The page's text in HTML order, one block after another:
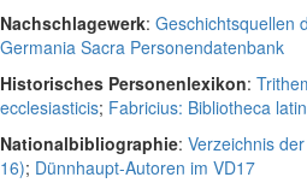
Nachschlagewerk: Geschichtsquellen
Germania Sacra Personendatenbank
Historisches Personenlexikon:
ecclesiasticis; Fabricius: Bibliotheca
Nationalbibliographie: Verzeichnis
16); Dünnhaupt-Autoren im VD17